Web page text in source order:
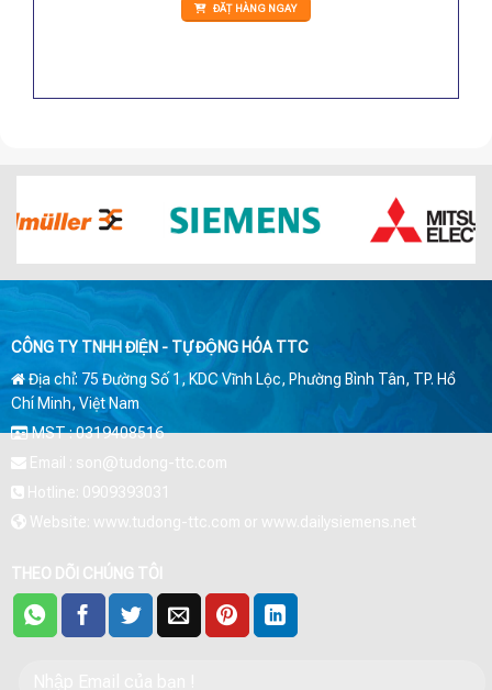
ĐẶT HÀNG NGAY
CÔNG TY TNHH ĐIỆN - TỰ ĐỘNG HÓA TTC
Địa chỉ: 75 Đường Số 1, KDC Vĩnh Lộc, Phường Bình Tân, TP. Hồ
Chí Minh, Việt Nam
MST : 0319408516
Email : son@tudong-ttc.com
Hotline: 0909393031
Website: www.tudong-ttc.com or www.dailysiemens.net
THEO DÕI CHÚNG TÔI